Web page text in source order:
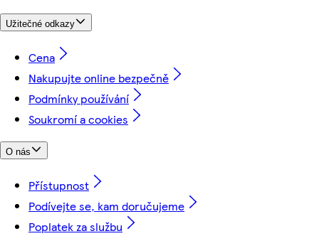
Užitečné odkazy
Cena
Nakupujte online bezpečně
Podmínky používání
Soukromí a cookies
O nás
Přístupnost
Podívejte se, kam doručujeme
Poplatek za službu